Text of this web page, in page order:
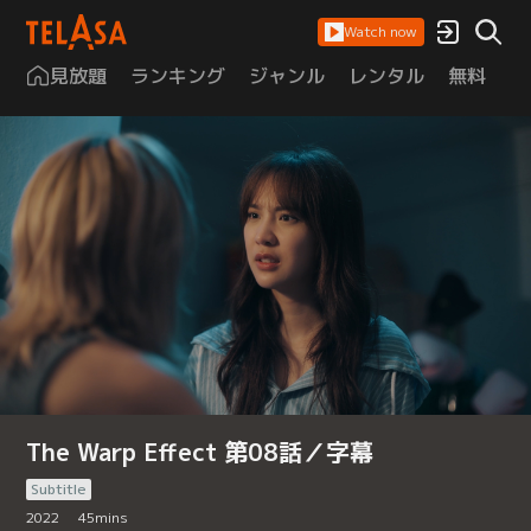
Watch now
見放題 ランキング ジャンル レンタル 無料
The Warp Effect 第08話／字幕
Subtitle
2022
45mins